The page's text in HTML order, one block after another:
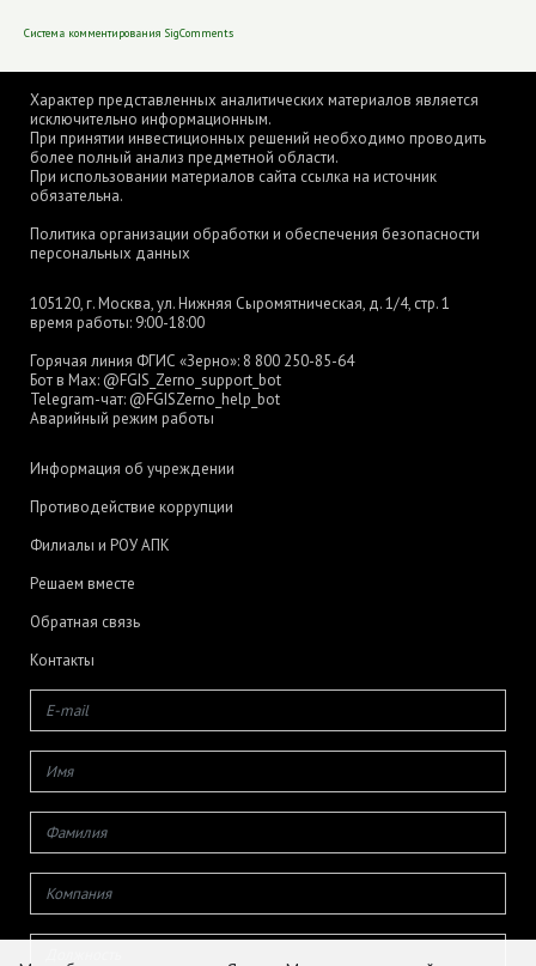
Система комментирования SigComments
Характер представленных аналитических материалов является
исключительно информационным.
При принятии инвестиционных решений необходимо проводить
более полный анализ предметной области.
При использовании материалов сайта ссылка на источник
обязательна.
Политика организации обработки и обеспечения безопасности
персональных данных
105120, г. Москва, ул. Нижняя Сыромятническая, д. 1/4, стр. 1
время работы: 9:00-18:00
Горячая линия ФГИС «Зерно»: 8 800 250-85-64
Бот в Max: @FGIS_Zerno_support_bot
Telegram-чат: @FGISZerno_help_bot
Аварийный режим работы
Информация об учреждении
Противодействие коррупции
Филиалы и РОУ АПК
Решаем вместе
Обратная связь
Контакты